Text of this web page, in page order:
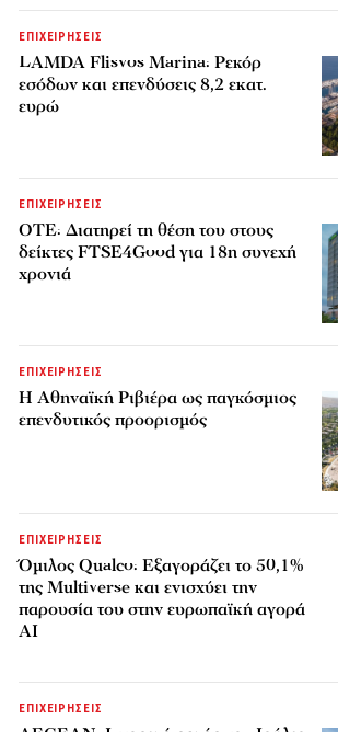
ΕΠΙΧΕΙΡΗΣΕΙΣ
LAMDA Flisvos Marina: Ρεκόρ
εσόδων και επενδύσεις 8,2 εκατ.
ευρώ
ΕΠΙΧΕΙΡΗΣΕΙΣ
ΟΤΕ: Διατηρεί τη θέση του στους
δείκτες FTSE4Good για 18η συνεχή
χρονιά
ΕΠΙΧΕΙΡΗΣΕΙΣ
Η Αθηναϊκή Ριβιέρα ως παγκόσμιος
επενδυτικός προορισμός
ΕΠΙΧΕΙΡΗΣΕΙΣ
Όμιλος Qualco: Εξαγοράζει το 50,1%
της Multiverse και ενισχύει την
παρουσία του στην ευρωπαϊκή αγορά
AI
ΕΠΙΧΕΙΡΗΣΕΙΣ